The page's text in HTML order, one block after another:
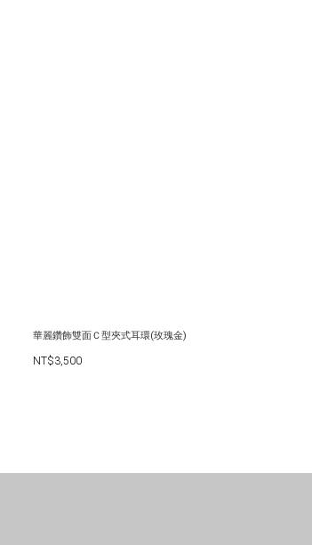
華麗鑽飾雙面Ｃ型夾式耳環(玫瑰金)
NT$3,500